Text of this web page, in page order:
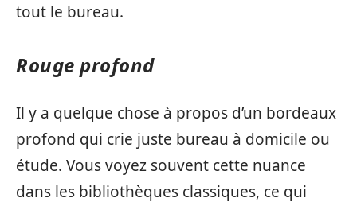
tout le bureau.
Rouge profond
Il y a quelque chose à propos d’un bordeaux
profond qui crie juste bureau à domicile ou
étude. Vous voyez souvent cette nuance
dans les bibliothèques classiques, ce qui